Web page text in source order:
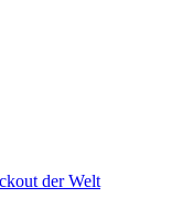
der Welt